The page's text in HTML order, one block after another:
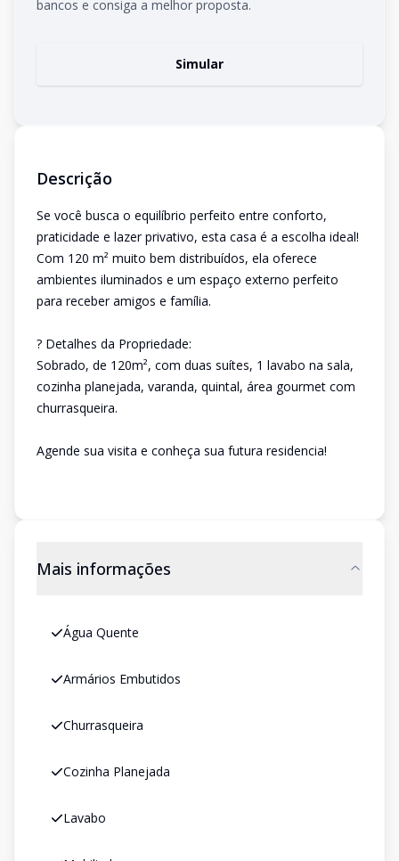
bancos e consiga a melhor proposta.
Simular
Descrição
Se você busca o equilíbrio perfeito entre conforto,
praticidade e lazer privativo, esta casa é a escolha ideal!
Com 120 m² muito bem distribuídos, ela oferece
ambientes iluminados e um espaço externo perfeito
para receber amigos e família.
? Detalhes da Propriedade:
Sobrado, de 120m², com duas suítes, 1 lavabo na sala,
cozinha planejada, varanda, quintal, área gourmet com
churrasqueira.
Agende sua visita e conheça sua futura residencia!
Mais informações
Água Quente
Armários Embutidos
Churrasqueira
Cozinha Planejada
Lavabo